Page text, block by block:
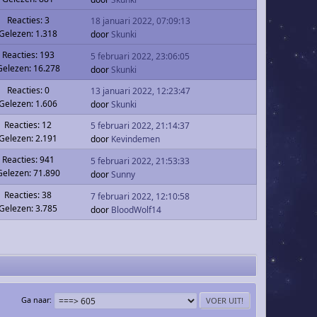
Reacties: 3
1.318
18 januari 2022, 07:09:13
door Skunki
Reacties: 193
16.278
5 februari 2022, 23:06:05
door Skunki
Reacties: 0
1.606
13 januari 2022, 12:23:47
doorSkunki
Reacties: 12
2.191
5 februari 2022, 21:14:37
door Kevindemen
Reacties: 941
71.890
5 februari 2022, 21:53:33
doorSunny
Reacties: 38
3.785
7 februari 2022, 12:10:58
door BloodWolf14
Ga naar